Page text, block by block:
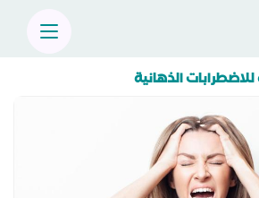
الذهانية